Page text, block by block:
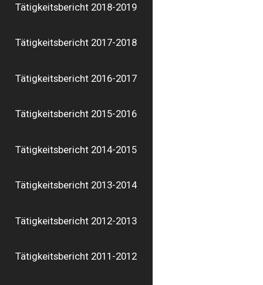
Tätigkeitsbericht 2018-2019
Tätigkeitsbericht 2017-2018
Tätigkeitsbericht 2016-2017
Tätigkeitsbericht 2015-2016
Tätigkeitsbericht 2014-2015
Tätigkeitsbericht 2013-2014
Tätigkeitsbericht 2012-2013
Tätigkeitsbericht 2011-2012